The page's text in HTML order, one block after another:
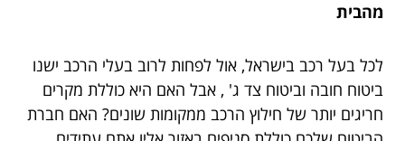
מהבית
לכל בעל רכב בישראל, אול לפחות לרוב בעלי הרכב ישנו
ביטוח חובה וביטוח צד ג' , אבל האם היא כוללת מקרים
חריגים יותר של חילוץ הרכב ממקומות שונים? האם חברת